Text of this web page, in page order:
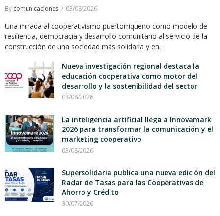
By comunicaciones 03/08/2026
Una mirada al cooperativismo puertorriqueño como modelo de
resiliencia, democracia y desarrollo comunitario al servicio de la
construcción de una sociedad más solidaria y en…
Nueva investigación regional destaca la
educación cooperativa como motor del
desarrollo y la sostenibilidad del sector
03/08/2026
La inteligencia artificial llega a Innovamark
2026 para transformar la comunicación y el
marketing cooperativo
03/08/2026
Supersolidaria publica una nueva edición del
Radar de Tasas para las Cooperativas de
Ahorro y Crédito
30/07/2026